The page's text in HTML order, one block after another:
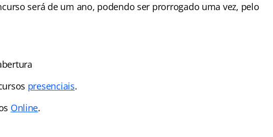
será de um ano, podendo ser prorrogado uma vez, pelo
presenciais.
Online.